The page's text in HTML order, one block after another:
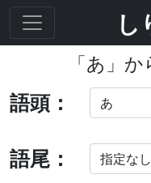
し
「あ」
語頭：
語尾：